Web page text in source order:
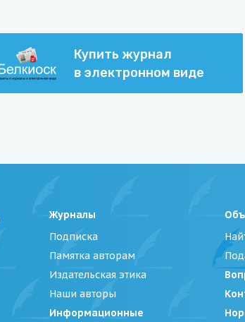
Купить журнал
в электронном виде
Журналы
Подписка
Памятка авторам
Издательская этика
Наши авторы
Информационные